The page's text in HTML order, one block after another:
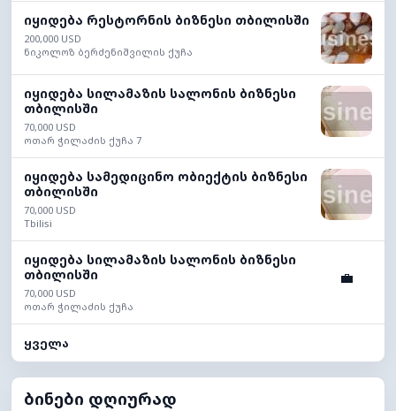
იყიდება რესტორნის ბიზნესი თბილისში
200,000 USD
ნიკოლოზ ბერძენიშვილის ქუჩა
იყიდება სილამაზის სალონის ბიზნესი
თბილისში
70,000 USD
ოთარ ჭილაძის ქუჩა 7
იყიდება სამედიცინო ობიექტის ბიზნესი
თბილისში
70,000 USD
Tbilisi
იყიდება სილამაზის სალონის ბიზნესი
თბილისში
70,000 USD
ოთარ ჭილაძის ქუჩა
💼
ყველა
ბინები დღიურად